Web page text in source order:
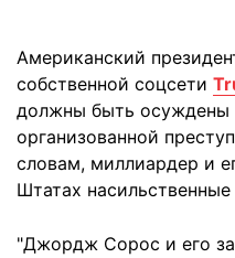
Американский
собственной соцсети
должны быть осуждены
организованной
словам, миллиардер и
Штатах
"Джордж Сорос и его